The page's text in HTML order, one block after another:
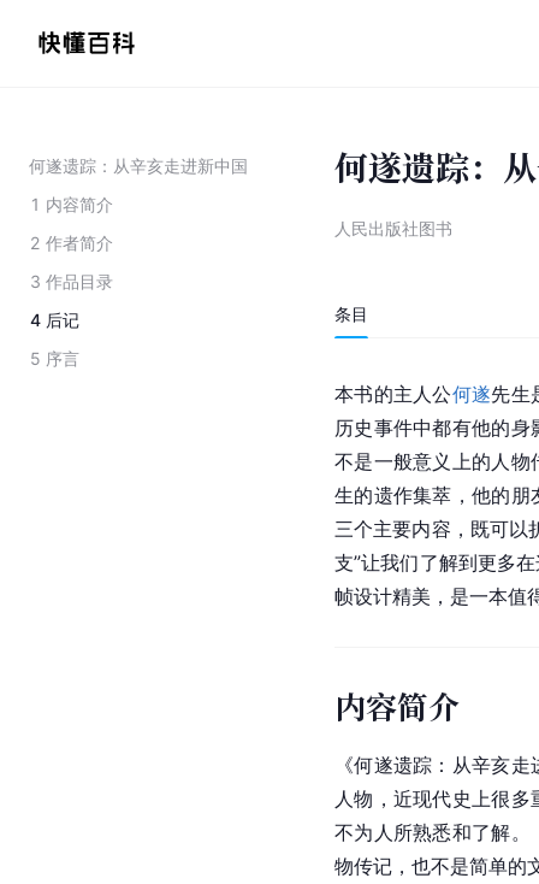
何遂遗踪：从辛亥走进新中国
1 内容简介
2 作者简介
3 作品目录
4 后记
5 序言
何遂遗踪：
人民出版社图书
条目
本书的主人公何遂先生
历史事件中都有他的
不是一般意义上的人物
生的遗作集萃，他的朋
三个主要内容，既可以
支”让我们了解到更多
帧设计精美，是一本值
内容简介
《何遂遗踪：从辛亥
人物，近现代史上很
不为人所熟悉和了解。
物传记，也不是简单的